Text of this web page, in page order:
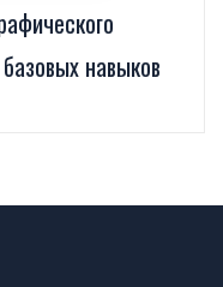
навыков